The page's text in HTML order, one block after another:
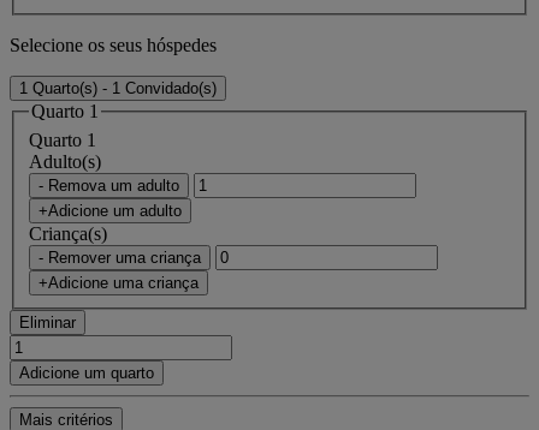
Selecione os seus hóspedes
1 Quarto(s) - 1 Convidado(s)
Quarto 1
Quarto 1
Adulto(s)
- Remova um adulto
+Adicione um adulto
Criança(s)
- Remover uma criança
+Adicione uma criança
Eliminar
Adicione um quarto
Mais critérios